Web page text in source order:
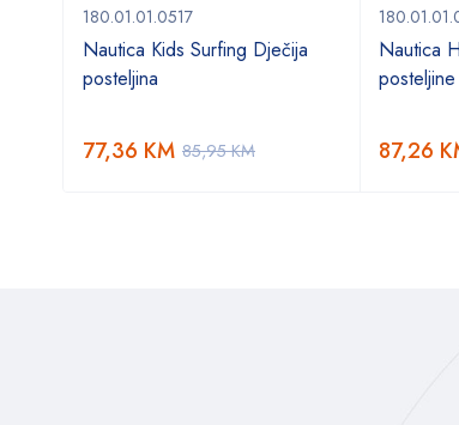
180.01.01.0517
Nautica Kids Surfing Dječija
posteljina
85,95KM
77,36 KM
Nautica
87,26